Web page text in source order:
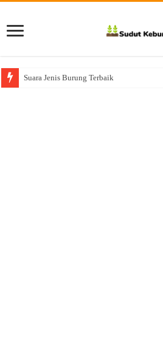
Suara Jenis Burung Terbaik